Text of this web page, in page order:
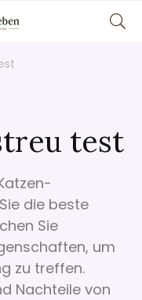
test
die beste
Sie
um
zu treffen.
Nachteile von